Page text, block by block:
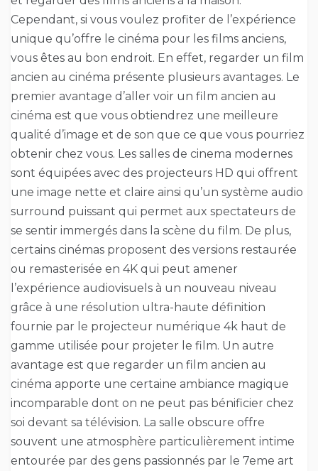
Cependant, si vous voulez profiter de l’expérience
unique qu’offre le cinéma pour les films anciens,
vous êtes au bon endroit. En effet, regarder un film
ancien au cinéma présente plusieurs avantages. Le
premier avantage d’aller voir un film ancien au
cinéma est que vous obtiendrez une meilleure
qualité d’image et de son que ce que vous pourriez
obtenir chez vous. Les salles de cinema modernes
sont équipées avec des projecteurs HD qui offrent
une image nette et claire ainsi qu’un système audio
surround puissant qui permet aux spectateurs de
se sentir immergés dans la scène du film. De plus,
certains cinémas proposent des versions restaurée
ou remasterisée en 4K qui peut amener
l’expérience audiovisuels à un nouveau niveau
grâce à une résolution ultra-haute définition
fournie par le projecteur numérique 4k haut de
gamme utilisée pour projeter le film. Un autre
avantage est que regarder un film ancien au
cinéma apporte une certaine ambiance magique
incomparable dont on ne peut pas bénificier chez
soi devant sa télévision. La salle obscure offre
souvent une atmosphère particulièrement intime
entourée par des gens passionnés par le 7eme art